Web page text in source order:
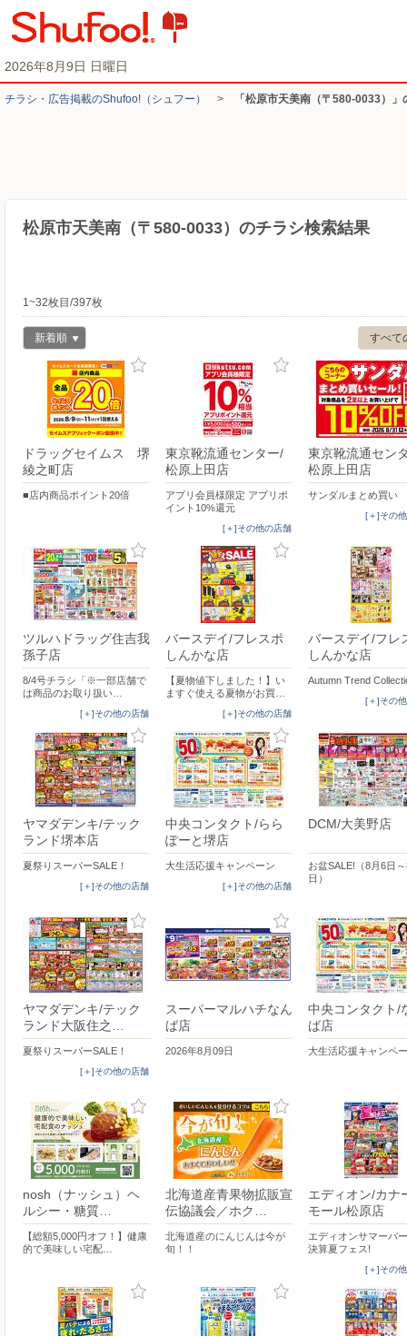
2026年8月9日 日曜日
チラシ・​広告掲載の​Shufoo!​（シュフー） > 「松原市天美南（〒580-0033）
松原市天美南（〒580-0033）のチラシ検索結果
1~32枚目/397枚
すべて
新着順
ドラッグセイムス 堺
綾之町店
■店内商品ポイント20倍
東京靴流通センター/
松原上田店
アプリ会員様限定 アプリポ
イント10%還元
[＋]その他の店舗
東京靴流通セン
松原上田店
サンダルまとめ買い
[＋]その
ツルハドラッグ住吉我
孫子店
8/4号チラシ「※一部店舗で
は商品のお取り扱い…
[＋]その他の店舗
バースデイ/フレスポ
しんかな店
【夏物値下しました！】い
ますぐ使える夏物がお買…
[＋]その他の店舗
バースデイ/フレ
しんかな店
Autumn Trend
[＋]その
ヤマダデンキ/テック
ランド堺本店
夏祭りスーパーSALE！
[＋]その他の店舗
中央コンタクト/らら
ぽーと堺店
大生活応援キャンペーン
[＋]その他の店舗
DCM/大美野店
お盆SALE!（8月6日
日）
ヤマダデンキ/テック
ランド大阪住之…
夏祭りスーパーSALE！
[＋]その他の店舗
スーパーマルハチなん
ば店
2026年8月09日
中央コンタクト/
ば店
大生活応援キャンペ
nosh（ナッシュ）ヘ
ルシー・糖質…
【総額5,000円オフ！】健康
的で美味しい宅配…
北海道産青果物拡販宣
伝協議会／ホク…
北海道産のにんじんは今が
旬！！
エディオン/カナ
モール松原店
エディオンサマーバ
決算夏フェス!
[＋]その